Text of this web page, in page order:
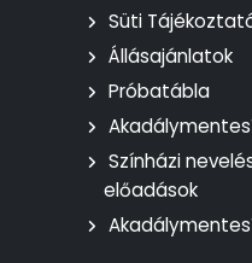
Süti
Állásajánlatok
Próbatábla
Színházi
előadások